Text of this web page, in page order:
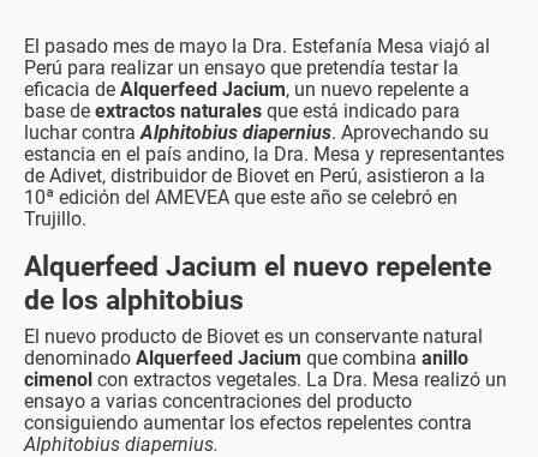
El pasado mes de mayo la Dra. Estefanía Mesa viajó al
Perú para realizar un ensayo que pretendía testar la
eficacia de Alquerfeed Jacium, un nuevo repelente a
base de extractos naturales que está indicado para
luchar contra Alphitobius diapernius. Aprovechando su
estancia en el país andino, la Dra. Mesa y representantes
de Adivet, distribuidor de Biovet en Perú, asistieron a la
10ª edición del AMEVEA que este año se celebró en
Trujillo.
Alquerfeed Jacium el nuevo repelente
de los alphitobius
El nuevo producto de Biovet es un conservante natural
denominado Alquerfeed Jacium que combina anillo
cimenol con extractos vegetales. La Dra. Mesa realizó un
ensayo a varias concentraciones del producto
consiguiendo aumentar los efectos repelentes contra
Alphitobius diapernius.